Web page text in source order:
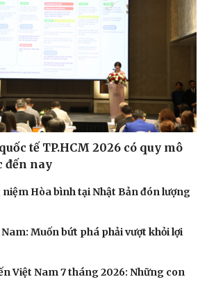
tế TP.HCM 2026 có quy mô
đến nay
Hòa bình tại Nhật Bản đón lượng
Muốn bứt phá phải vượt khỏi lợi
Việt Nam 7 tháng 2026: Những con